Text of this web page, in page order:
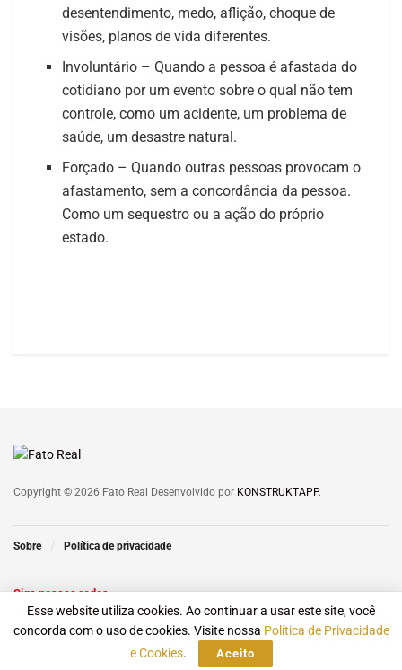
desentendimento, medo, aflição, choque de
visões, planos de vida diferentes.
Involuntário – Quando a pessoa é afastada do
cotidiano por um evento sobre o qual não tem
controle, como um acidente, um problema de
saúde, um desastre natural.
Forçado – Quando outras pessoas provocam o
afastamento, sem a concordância da pessoa.
Como um sequestro ou a ação do próprio
estado.
Copyright © 2026 Fato Real Desenvolvido por KONSTRUKTAPP.
Sobre Política de privacidade
Siga nossas redes
Esse website utiliza cookies. Ao continuar a usar este site, você
concorda com o uso de cookies. Visite nossa Política de Privacidade
e Cookies. Aceito